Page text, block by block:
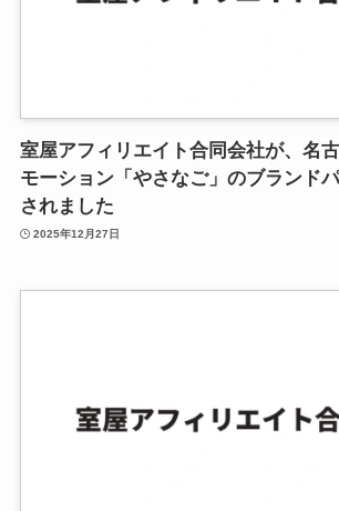
室屋アフィリエイト合同会社が、名
モーション「やさなご」のブランド
されました
2025年12月27日